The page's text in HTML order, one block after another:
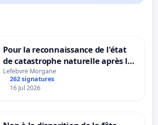
Pour la reconnaissance de l'état
de catastrophe naturelle après la
grêle du 15 juillet 2026 à Aubenas
et ses alentours
Lefebvre Morgane
262 signatures
16 Jul 2026